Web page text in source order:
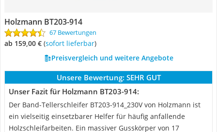
Holzmann BT203-914
67 Bewertungen
ab 159,00 € ( Sofort lieferbar)
Preisvergleich und weitere Angebote
Unsere Bewertung: SEHR GUT
Unser Fazit für Holzmann BT203-914:
Der Band-Tellerschleifer BT203-914_230V von Holzmann ist
ein vielseitig einsetzbarer Helfer für häufig anfallende
Holzschleifarbeiten. Ein massiver Gusskörper von 17